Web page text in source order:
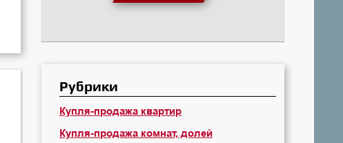
Рубрики
Купля-продажа квартир
Купля-продажа комнат, долей